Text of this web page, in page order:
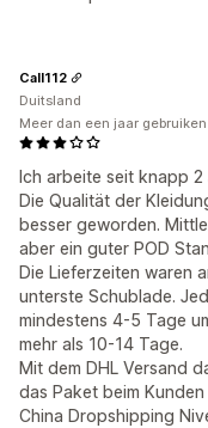
Ich arbeite seit knapp
Die Qualität der
besser geworden.
aber ein guter POD
Die Lieferzeiten waren
unterste Schublade.
mindestens 4-5 Tage
mehr als 10-14 Tage.
Mit dem DHL Versand
das Paket beim
China Dropshipping
Call112
Duitsland
Meer dan een jaar